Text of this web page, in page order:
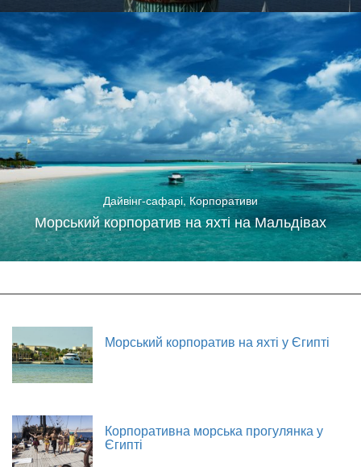
Дайвінг-сафарі, Корпоративи
Морський корпоратив на яхті на Мальдівах
Морський корпоратив на яхті у Єгипті
Корпоративна морська прогулянка у
Єгипті